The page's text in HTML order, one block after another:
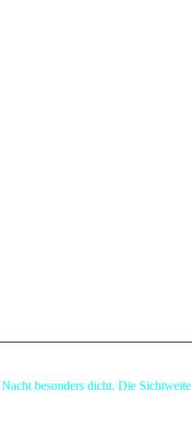
besonders dicht. Die Sichtweite